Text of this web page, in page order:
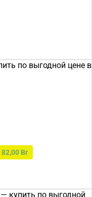
82,00 Br